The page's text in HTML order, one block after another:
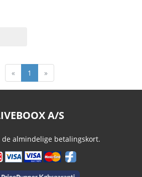
« 1 »
A/S
de almindelige betalingskort.